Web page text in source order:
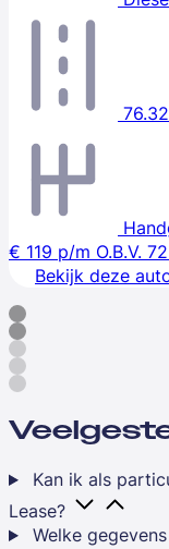
€ 119 p/m O.B.V.
Bekijk deze
Kan ik als
Lease?
Welke